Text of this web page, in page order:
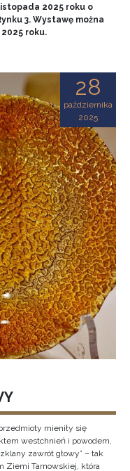
2025 roku o
3. Wystawę można
roku.
28
października
2025
mieniły się
westchnień i powodem,
zawrót głowy” – tak
Ziemi Tarnowskiej, która